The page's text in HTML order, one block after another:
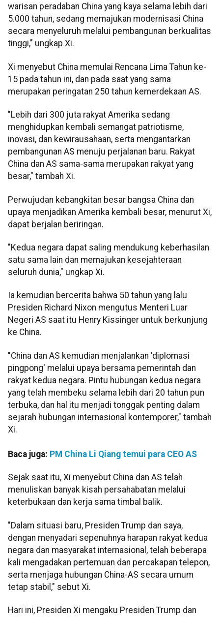
warisan peradaban China yang kaya selama lebih dari
5.000 tahun, sedang memajukan modernisasi China
secara menyeluruh melalui pembangunan berkualitas
tinggi," ungkap Xi.
Xi menyebut China memulai Rencana Lima Tahun ke-
15 pada tahun ini, dan pada saat yang sama
merupakan peringatan 250 tahun kemerdekaan AS.
"Lebih dari 300 juta rakyat Amerika sedang
menghidupkan kembali semangat patriotisme,
inovasi, dan kewirausahaan, serta mengantarkan
pembangunan AS menuju perjalanan baru. Rakyat
China dan AS sama-sama merupakan rakyat yang
besar," tambah Xi.
Perwujudan kebangkitan besar bangsa China dan
upaya menjadikan Amerika kembali besar, menurut Xi,
dapat berjalan beriringan.
"Kedua negara dapat saling mendukung keberhasilan
satu sama lain dan memajukan kesejahteraan
seluruh dunia," ungkap Xi.
Ia kemudian bercerita bahwa 50 tahun yang lalu
Presiden Richard Nixon mengutus Menteri Luar
Negeri AS saat itu Henry Kissinger untuk berkunjung
ke China.
"China dan AS kemudian menjalankan 'diplomasi
pingpong' melalui upaya bersama pemerintah dan
rakyat kedua negara. Pintu hubungan kedua negara
yang telah membeku selama lebih dari 20 tahun pun
terbuka, dan hal itu menjadi tonggak penting dalam
sejarah hubungan internasional kontemporer," tambah
Xi.
Baca juga: PM China Li Qiang temui para CEO AS
Sejak saat itu, Xi menyebut China dan AS telah
menuliskan banyak kisah persahabatan melalui
keterbukaan dan kerja sama timbal balik.
"Dalam situasi baru, Presiden Trump dan saya,
dengan menyadari sepenuhnya harapan rakyat kedua
negara dan masyarakat internasional, telah beberapa
kali mengadakan pertemuan dan percakapan telepon,
serta menjaga hubungan China-AS secara umum
tetap stabil," sebut Xi.
Hari ini, Presiden Xi mengaku Presiden Trump dan